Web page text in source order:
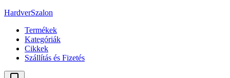
HardverSzalon
Termékek
Kategóriák
Cikkek
Szállítás és Fizetés